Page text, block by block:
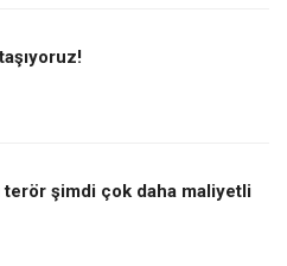
terör şimdi çok daha maliyetli